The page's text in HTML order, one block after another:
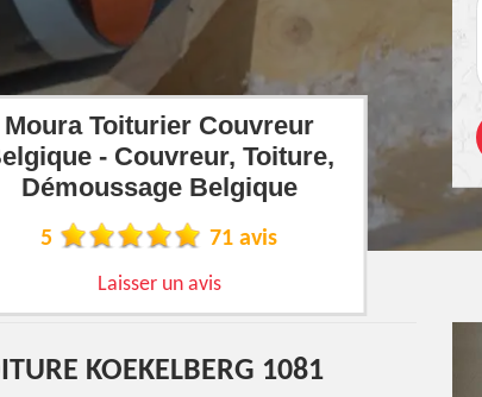
Moura Toiturier Couvreur
- Couvreur, Toiture,
Démoussage Belgique
5 71 avis
Laisser un avis
KOEKELBERG 1081